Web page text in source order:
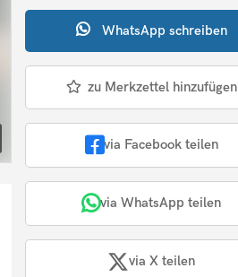
WhatsApp schreiben
zu Merkzettel hinzufügen
via Facebook teilen
via WhatsApp teilen
via X teilen